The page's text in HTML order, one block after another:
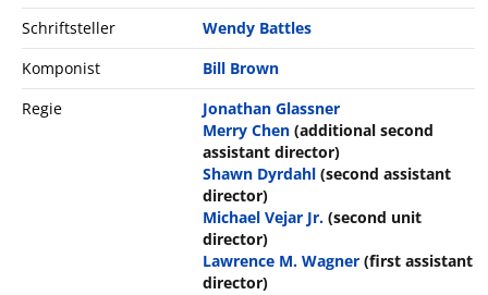
Schriftsteller
Wendy Battles
Komponist
Bill Brown
Regie
Jonathan Glassner
Merry Chen (additional second
assistant director)
Shawn Dyrdahl (second assistant
director)
Michael Vejar Jr. (second unit
director)
Lawrence M. Wagner (first assistant
director)